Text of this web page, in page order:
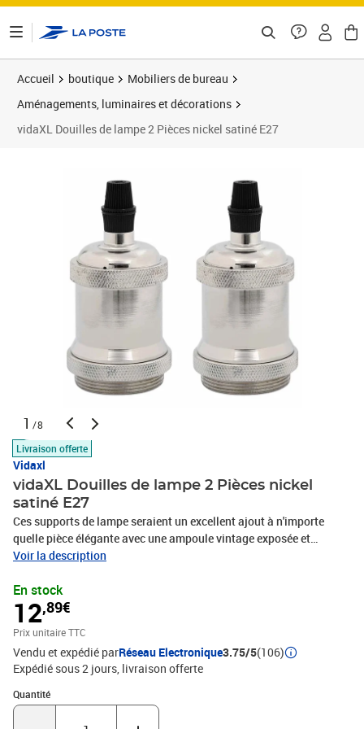
Accueil boutique
Mobiliers de bureau
Aménagements, luminaires et décorations
vidaXL Douilles de lampe 2 Pièces nickel satiné E27
1 /8
Livraison offerte
Vidaxl
vidaXL Douilles de lampe 2 Pièces nickel
satiné E27
Ces supports de lampe seraient un excellent ajout à n'importe
quelle pièce élégante avec une ampoule vintage exposée et
ajouteraient une atmosphère ou un éclairage aux ampoules
support de lampe le rend résistant à la rouille et incroyablement
durable, de sorte qu'il peut être utilisé pendant une longue période.
Le matériau isolant à l'intérieur offre d'excellentes performances
d'isolation, une sécurité élevée, une résistance au feu et à la
chaleur.Installation facile : spécialement conçue pour une
ampoule E27, la base de la lampe offre une configuration simple -
il suffit de connecter correctement les fils au pôle positif/négatif
et de visser l'ampoule. Le serre-câble est conçu pour protéger le
Voir la description
En stock
12,89€
Prix unitaire TTC
Vendu et expédié parRéseau Electronique3.75/5(106)
Expédié sous 2 jours livraison offerte
Quantité
Quantité : 1